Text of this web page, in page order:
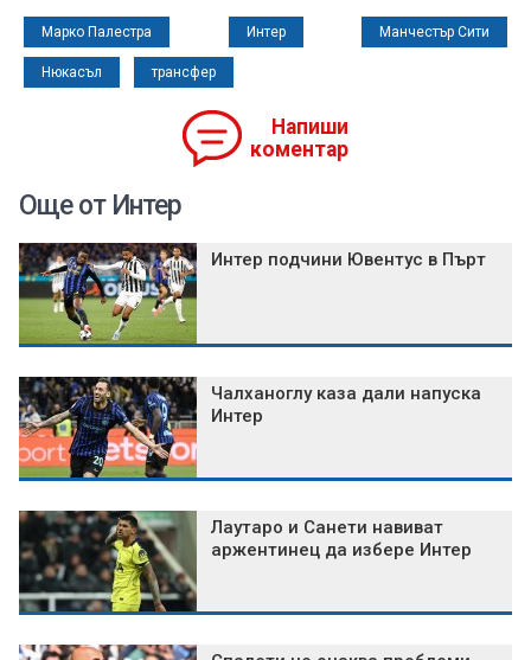
Марко Палестра Интер Манчестър Сити
Нюкасъл трансфер
Напиши
коментар
Още от Интер
Интер подчини Ювентус в Пърт
Чалханоглу каза дали напуска
Интер
Лаутаро и Санети навиват
аржентинец да избере Интер